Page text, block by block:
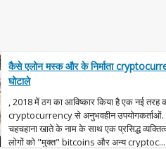
कैसे एलोन मस्क और के निर्माता
घोटाले
, 2018 में ठग का आविष्कार किया है एक नई तरह
cryptocurrency से अनुभवहीन उपयोगकर्ताओं.
चहचहाना खाते के नाम के साथ एक प्रसिद्ध
लोगों को "मुक्त" bitcoins और अन्य cryptoc...